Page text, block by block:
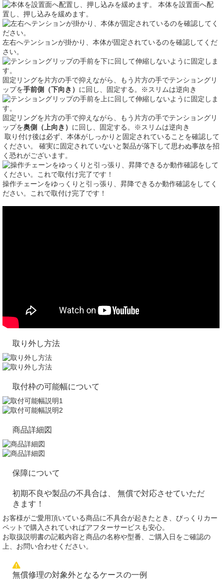
本体を設置面へ配
置し、押し込みを緩めます。
左右へテンションが掛かり、本体が固定されているのを確認してくだ
さい。
固定リングを片方の手で抑えながら、もう片方の手でテンショングリ
ップを手前側（下向き） に回し、固定する。※スリムは逆向き
固定リングを片方の手で抑えながら、もう片方の手でテンショングリ
ップを奥側（上向き） に回し、固定する。※スリムは逆向き
取り付け後は必ず、本体がしっかりと固定されていることを確認して
ください。 確実に固定されていないと製品が落下して思わぬ事故を招
く恐れがございます。
操作チェーンをゆっくりと引っ張り、昇降できるか動作確認をしてく
ださい。これで取付け完了です！
取り外し方法
取付枠の可能幅について
商品詳細図
保障について
初期不良や製品の不具合は、 無償で対応させていただ
きます！
お客様がご愛用頂いている商品に不具合が起きたとき、びっくりカー
ペットで購入されていればアフターサービスも安心。
お取扱説明書の記載内容と商品の名称や型番、ご購入日をご確認の
上、お問い合わせください。
無償修理の対象外となるケースの一例